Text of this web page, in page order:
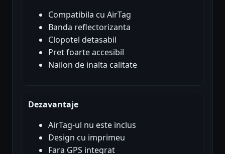
Compatibila cu AirTag
Banda reflectorizanta
Clopotel detasabil
Pret foarte accesibil
Nailon de inalta calitate
Dezavantaje
AirTag-ul nu este inclus
Design cu imprimeu
Fara GPS integrat